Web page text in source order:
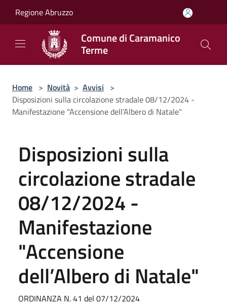
Regione Abruzzo
Comune di Caramanico
Terme
Home > Novità > Avvisi >
Disposizioni sulla circolazione stradale 08/12/2024 -
Manifestazione "Accensione dell’Albero di Natale"
Disposizioni sulla
circolazione stradale
08/12/2024 -
Manifestazione
"Accensione
dell’Albero di Natale"
ORDINANZA N. 41 del 07/12/2024